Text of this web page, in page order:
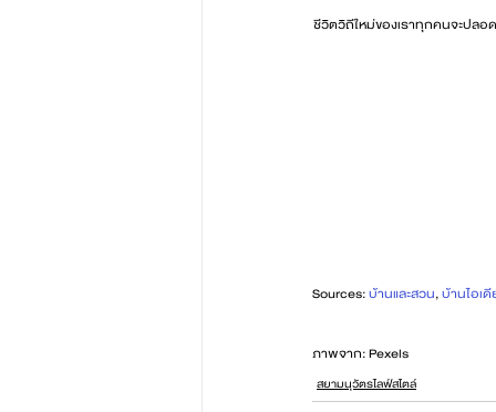
ชีวิตวิถีใหม่ของเราทุกคนจะปล
Sources: บ้านและสวน, บ้านไอเดี
ภาพจาก: Pexels
สยามนุวัตรไลฟ์สไตล์